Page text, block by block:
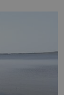
někdy